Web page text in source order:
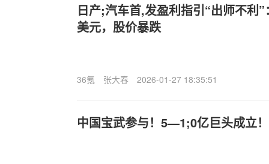
日产;汽车首,发盈利指引“出师不利
美元，股价暴跌
36氪 张大春 2026-01-27 18:35:51
中国宝武参与！5—1;0亿巨头成立！